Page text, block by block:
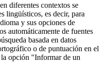
diferentes contextos se
lingüísticos, es decir, para
y sus opciones de
automáticamente de fuentes
basada en datos
o de puntuación en el
opción "Informar de un